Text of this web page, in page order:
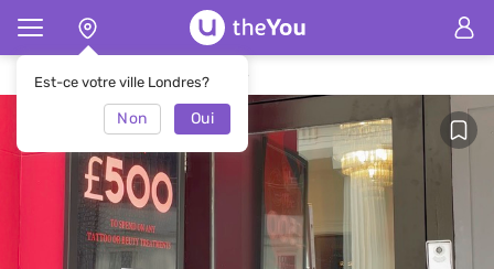
Est-ce votre ville Londres?
Non Oui
Page d'accueil Salon Moulin Roude